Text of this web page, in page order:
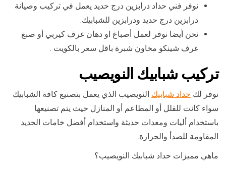
نوفر فني حداد درابزين درج حديد يعمل في تركيب وصيانة
درابزين درج حديد ودرابزين للشبابيك.
نحن أيضا نوفر لعمل أصباغ او دهان غرف كيربي أو صبغ
غرف شينكو مخاون شبرة باقل سعر بالكويت .
تركيب شبابيك النويصيب
نوفر لك حداد شبابيك النويصيب الذي يعمل بتصنيع كافة الشبابيك
سواء كانت للفلل أو المطاعم أو المنازل حيث يتم تصنيعها
باستخدام أليات ومعدات حديثة واستخدام أفضل خامات الحديد
المقاومة للصدأ والحرارة.
ماهي مميزات حداد شبابيك النويصيب؟